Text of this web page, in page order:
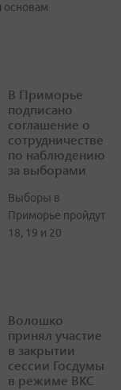
основам
В Приморье
подписано
соглашение о
сотрудничестве
по наблюдению
за выборами
Выборы в
Приморье пройдут
18, 19 и 20
Волошко
принял участие
в закрытии
сессии Госдумы
в режиме ВКС